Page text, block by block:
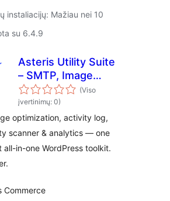
instaliacijų: Mažiau nei 10
su 6.4.9
Asteris Utility Suite
– SMTP, Image
Optimization,
Activity Log,
Accessibility &
Analytics
(Viso
įvertinimų: 0)
optimization, activity log,
scanner & analytics — one
all-in-one WordPress toolkit.
Commerce